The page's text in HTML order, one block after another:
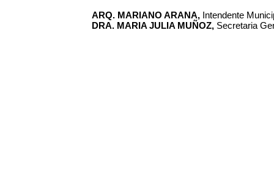
ARQ. MARIANO ARANA, Intendente
DRA. MARIA JULIA MUÑOZ, Secretaria